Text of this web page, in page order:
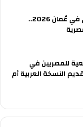
تأشيرة الالتحاق العائلي في عُمان 2026..
للمصريين في
النسخة العربية أم